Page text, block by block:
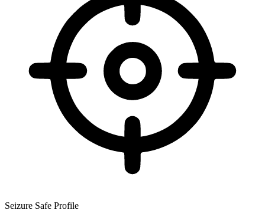
Seizure Safe Profile